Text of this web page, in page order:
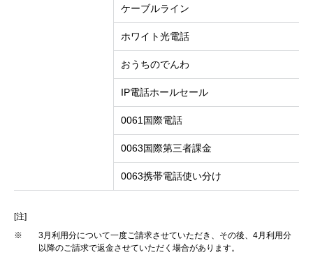
ケーブルライン
ホワイト光電話
おうちのでんわ
IP電話ホールセール
0061国際電話
0063国際第三者課金
0063携帯電話使い分け
[注]
※
3月利用分について一度ご請求させていただき、その後、4月利用分
以降のご請求で返金させていただく場合があります。